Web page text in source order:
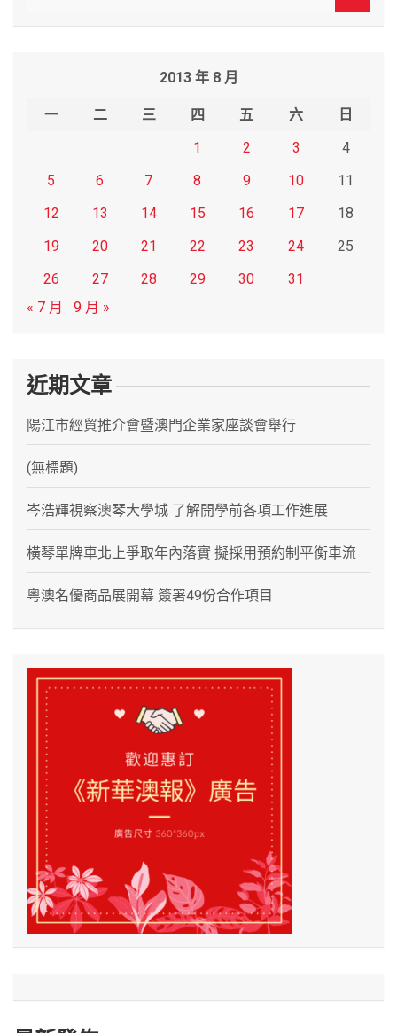
e
2013 年 8 月
一 二 三 四 五 六
日
1
2 3
4
5
6 7 8 9 10
11
12
13 14 15 16 17
18
19
20 21 22 23 24
25
26
27 28 29 30
31
« 7 月
9 月 »
近期文章
陽江市經貿推介會暨澳門企業家座談會舉行
(無標題)
岑浩輝視察澳琴大學城 了解開學前各項工作進展
橫琴單牌車北上爭取年內落實 擬採用預約制平衡車流
粵澳名優商品展開幕 簽署49份合作項目